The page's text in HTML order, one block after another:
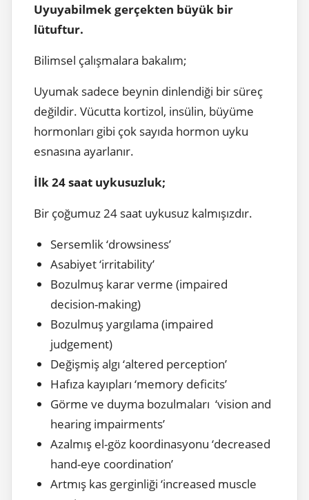
Uyuyabilmek gerçekten büyük bir
lütuftur.
Bilimsel çalışmalara bakalım;
Uyumak sadece beynin dinlendiği bir süreç
değildir. Vücutta kortizol, insülin, büyüme
hormonları gibi çok sayıda hormon uyku
esnasına ayarlanır.
İlk 24 saat uykusuzluk;
Bir çoğumuz 24 saat uykusuz kalmışızdır.
Sersemlik ‘drowsiness’
Asabiyet ‘irritability’
Bozulmuş karar verme (impaired
decision-making)
Bozulmuş yargılama (impaired
judgement)
Değişmiş algı ‘altered perception’
Hafıza kayıpları ‘memory deficits’
Görme ve duyma bozulmaları ‘vision and
hearing impairments’
Azalmış el-göz koordinasyonu ‘decreased
hand-eye coordination’
Artmış kas gerginliği ‘increased muscle